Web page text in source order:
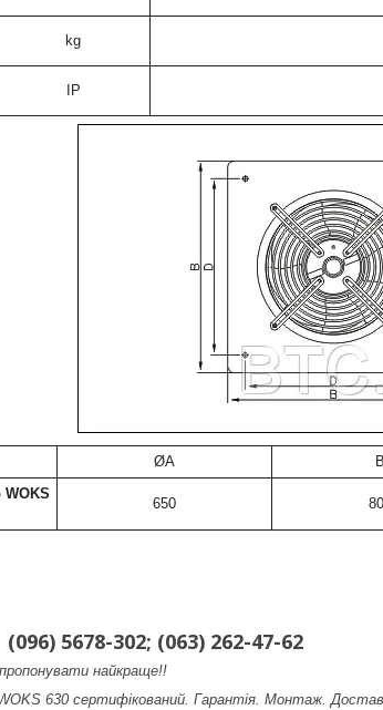
kg
IP
ØA B
650
(096) 5678-302; (063) 262-47-62
найкраще!!
630 сертифікований. Гарантія. Монтаж.